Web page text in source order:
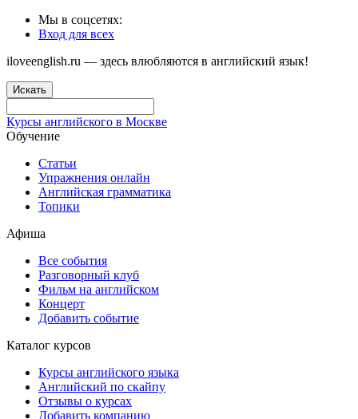
Мы в соцсетях:
Вход для всех
iloveenglish.ru — здесь влюбляются в английский язык!
Искать
Курсы английского в Москве
Обучение
Статьи
Упражнения онлайн
Английская грамматика
Топики
Афиша
Все события
Разговорный клуб
Фильм на английском
Концерт
Добавить событие
Каталог курсов
Курсы английского языка
Английский по скайпу
Отзывы о курсах
Добавить компанию